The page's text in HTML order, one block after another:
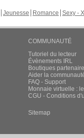
Jeunesse Romance Sexy -
COMMUNAUTÉ
Tutoriel du lecteur
Évènements IRL
Boutiques
Aider la
FAQ - Support
Monnaie virtuelle :
CGU - Conditions
Sitemap